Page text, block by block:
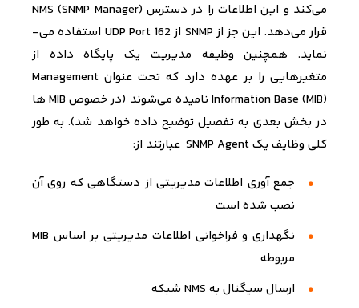
می‌کند و این اطلاعات را در دسترس NMS (SNMP Manager)
قرار می‌­دهد. این جز ازSNMP ازUDP Port 162استفاده می‌­
نماید.
همچنین وظیفه مدیریت یک پایگاه داده از
متغیرهایی را بر عهده دارد که تحت عنوان Management
Information Base (MIB) نامیده می‌­شوند (در خصوص MIB ها
در بخش بعدی به تفصیل توضیح داده خواهد شد). به طور
کلی وظایف یکSNMP Agent عبارتند از:
جمع آوری اطلاعات مدیریتی از دستگاهی که روی آن
نصب شده است
نگهداری و فراخوانی اطلاعات مدیریتی بر اساس MIB
مربوطه
ارسال سیگنال به NMS شبکه